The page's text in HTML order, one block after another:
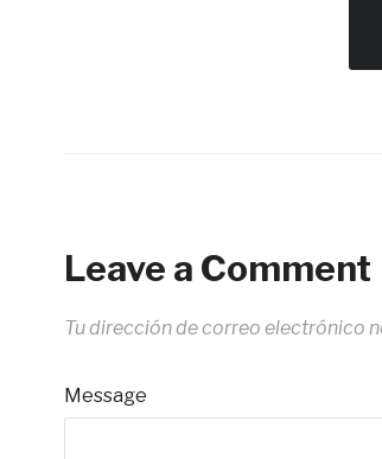
Leave a Comment
Tu dirección de correo electrónico
Message